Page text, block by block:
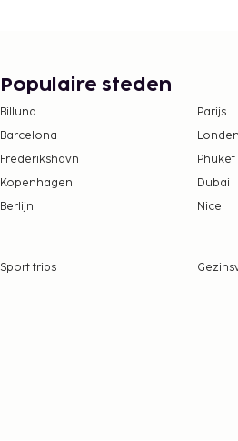
Populaire steden
Billund Parijs
Barcelona
Londen
Frederikshavn
Phuket
Kopenhagen
Dubai
Berlijn
Nice
Sport trips